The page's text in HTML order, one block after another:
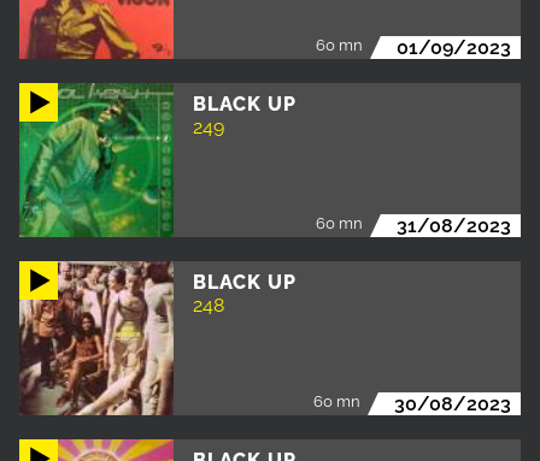
60 mn 01/09/2023
BLACK UP
249
60 mn 31/08/2023
BLACK UP
248
60 mn 30/08/2023